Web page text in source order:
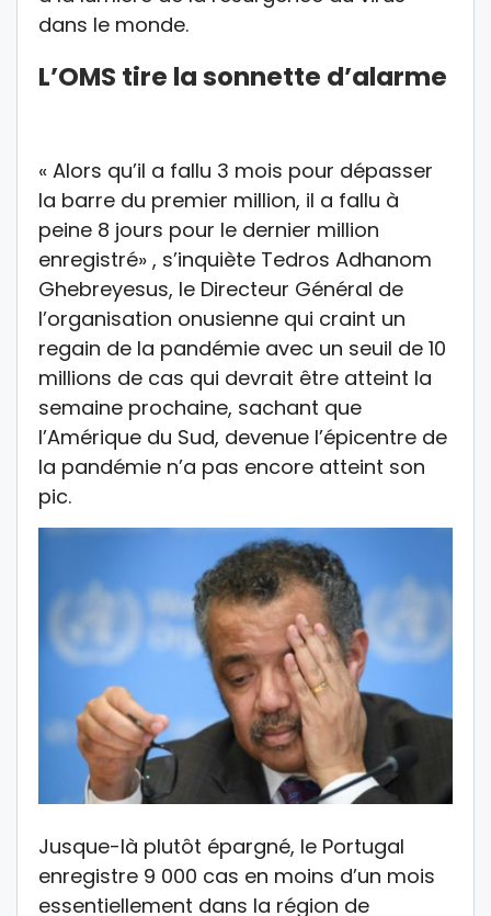
dans le monde.
L’OMS tire la sonnette d’alarme
« Alors qu’il a fallu 3 mois pour dépasser
la barre du premier million, il a fallu à
peine 8 jours pour le dernier million
enregistré» , s’inquiète Tedros Adhanom
Ghebreyesus, le Directeur Général de
l’organisation onusienne qui craint un
regain de la pandémie avec un seuil de 10
millions de cas qui devrait être atteint la
semaine prochaine, sachant que
l’Amérique du Sud, devenue l’épicentre de
la pandémie n’a pas encore atteint son
pic.
Jusque-là plutôt épargné, le Portugal
enregistre 9 000 cas en moins d’un mois
essentiellement dans la région de